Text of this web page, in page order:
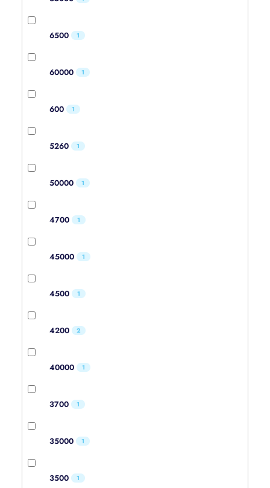
6500 1
60000 1
600 1
5260 1
50000 1
4700 1
45000 1
4500 1
4200 2
40000 1
3700 1
35000 1
3500 1